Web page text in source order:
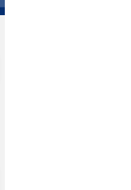
関連商品